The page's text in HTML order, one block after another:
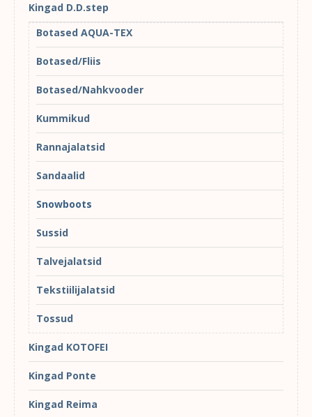
Kingad D.D.step
Botased AQUA-TEX
Botased/Fliis
Botased/Nahkvooder
Kummikud
Rannajalatsid
Sandaalid
Snowboots
Sussid
Talvejalatsid
Tekstiilijalatsid
Tossud
Kingad KOTOFEI
Kingad Ponte
Kingad Reima